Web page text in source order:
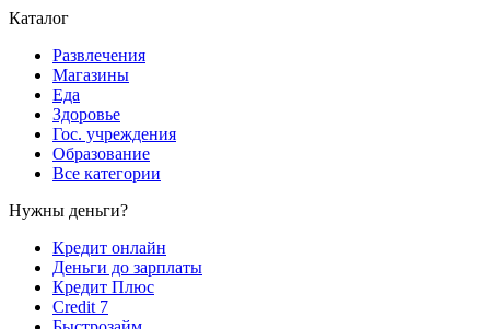
Каталог
Развлечения
Магазины
Еда
Здоровье
Гос. учреждения
Образование
Все категории
Нужны деньги?
Кредит онлайн
Деньги до зарплаты
Кредит Плюс
Credit 7